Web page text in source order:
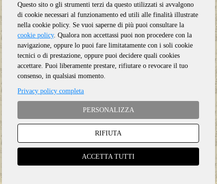
Genere:Ristampa
LONDON CALLING
Questo sito o gli strumenti terzi da questo utilizzati si avvalgono
di cookie necessari al funzionamento ed utili alle finalità illustrate
nella cookie policy. Se vuoi saperne di più puoi consultare la
cookie policy. Qualora non accettassi puoi non procedere con la
navigazione, oppure lo puoi fare limitatamente con i soli cookie
tecnici o di prestazione, oppure puoi decidere quali cookies
accettare. Puoi liberamente prestare, rifiutare o revocare il tuo
consenso, in qualsiasi momento.
Privacy policy completa
PERSONALIZZA
RIFIUTA
ACCETTA TUTTI